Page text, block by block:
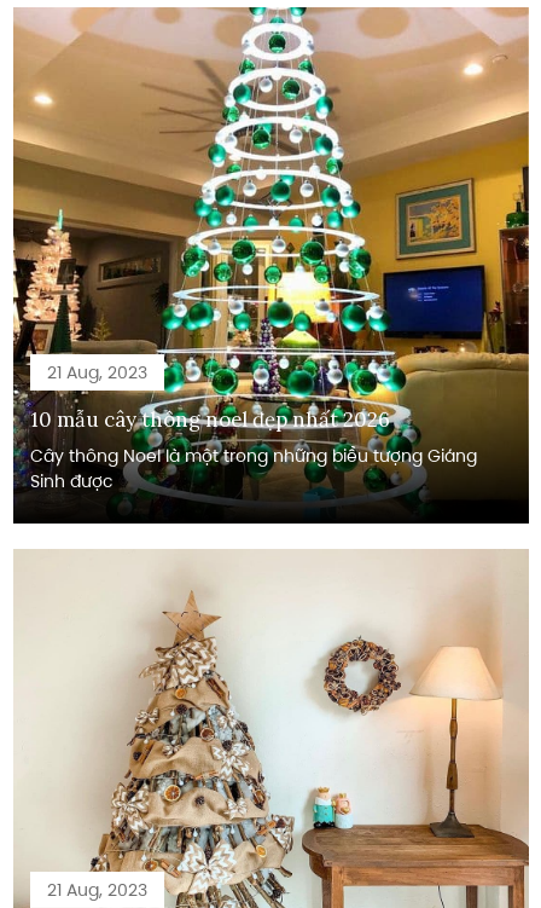
21 Aug, 2023
10 mẫu cây thông noel đẹp nhất 2026
Cây thông Noel là một trong những biểu tượng Giáng
Sinh được
21 Aug, 2023